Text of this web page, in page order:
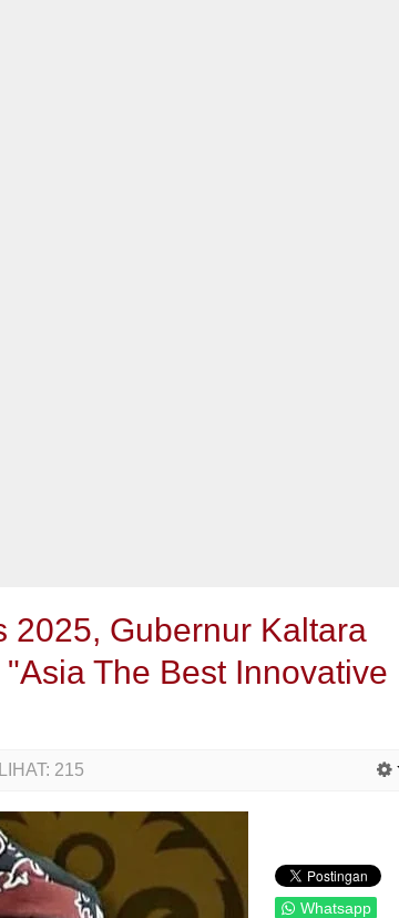
2025, Gubernur Kaltara
The Best Innovative
215
Whatsapp